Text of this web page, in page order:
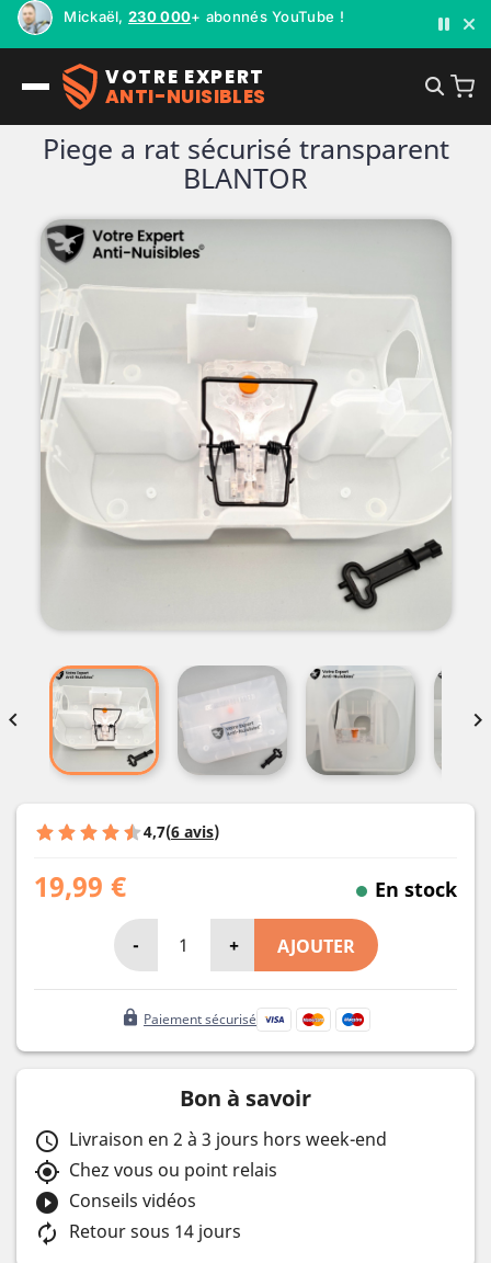
Mickaël, 230 000+ abonnés YouTube !
Livraison en 🇫🇷 France 🇧🇪 Belgique 🇨🇭 Suisse 🇪🇸
VOTRE EXPERT
ANTI-NUISIBLES
Piege a rat sécurisé transparent
BLANTOR
 
4,7(6 avis)
19,99 € En stock
- + AJOUTER
lock Paiement sécurisé
Bon à savoir
schedule Livraison en 2 à 3 jours hors week-end
my_location Chez vous ou point relais
play_circle_filled Conseils vidéos
autorenew Retour sous 14 jours